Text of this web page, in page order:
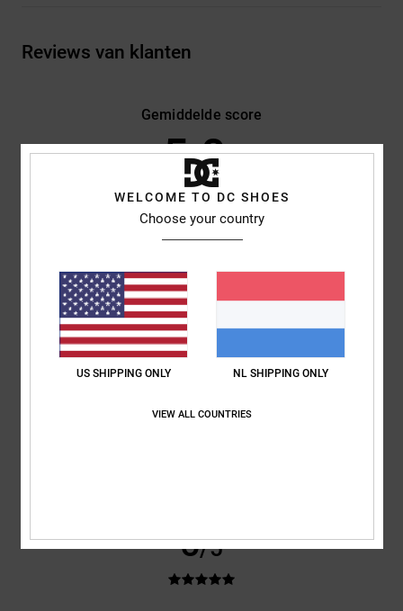
Reviews van klanten
Gemiddelde score
5.0
2 geverifieerde beoordelingen
100% van onze klanten bevelen dit product aan
Comfort
4.0
3.0
Maat
Materiaal
5.0
5/5
WELCOME TO DC SHOES
Choose your country
US SHIPPING ONLY NL SHIPPING ONLY
VIEW ALL COUNTRIES